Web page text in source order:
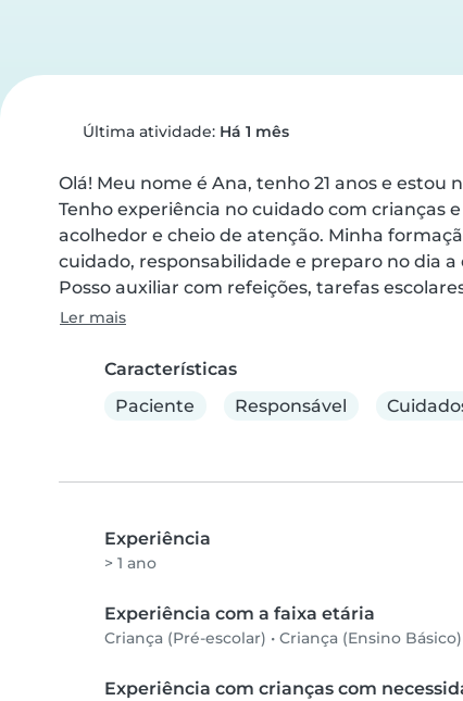
Última atividade: Há 1 mês
Olá! Meu nome é Ana, tenho 21 anos e
Tenho experiência no cuidado com crianças
acolhedor e cheio de atenção. Minha
cuidado, responsabilidade e preparo no dia a
Posso auxiliar com refeições, tarefas
Ler mais
Características
Paciente
Responsável
Experiência
> 1 ano
Experiência com a faixa etária
Criança (Pré-escolar) • Criança (Ensino Básico)
Experiência com crianças com